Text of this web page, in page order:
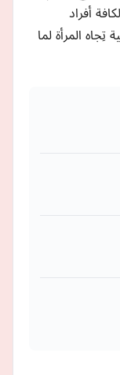
أفراد
تِجاه المرأة لما